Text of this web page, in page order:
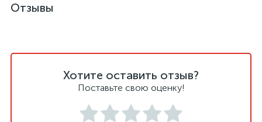
Отзывы
Хотите оставить отзыв?
Поставьте свою оценку!